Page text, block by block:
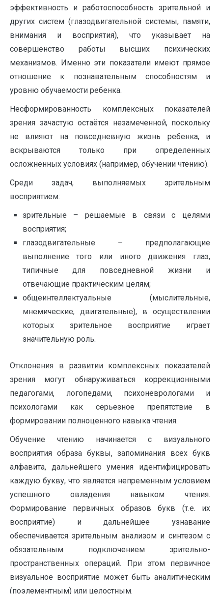
эффективность и работоспособность зрительной и
других систем (глазодвигательной системы, памяти,
внимания и восприятия), что указывает на
совершенство работы высших психических
механизмов. Именно эти показатели имеют прямое
отношение к познавательным способностям и
уровню обучаемости ребенка.
Несформированность комплексных показателей
зрения зачастую остаётся незамеченной, поскольку
не влияют на повседневную жизнь ребенка, и
вскрываются только при определенных
осложненных условиях (например, обучении чтению).
Среди задач, выполняемых зрительным
восприятием:
зрительные – решаемые в связи с целями
восприятия;
глазодвигательные – предполагающие
выполнение того или иного движения глаз,
типичные для повседневной жизни и
отвечающие практическим целям;
общеинтеллектуальные (мыслительные,
мнемические, двигательные), в осуществлении
которых зрительное восприятие играет
значительную роль.
Отклонения в развитии комплексных показателей
зрения могут обнаруживаться коррекционными
педагогами, логопедами, психоневрологами и
психологами как серьезное препятствие в
формировании полноценного навыка чтения.
Обучение чтению начинается с визуального
восприятия образа буквы, запоминания всех букв
алфавита, дальнейшего умения идентифицировать
каждую букву, что является непременным условием
успешного овладения навыком чтения.
Формирование первичных образов букв (т.е. их
восприятие) и дальнейшее узнавание
обеспечивается зрительным анализом и синтезом с
обязательным подключением зрительно-
пространственных операций. При этом первичное
визуальное восприятие может быть аналитическим
(поэлементным) или целостным.